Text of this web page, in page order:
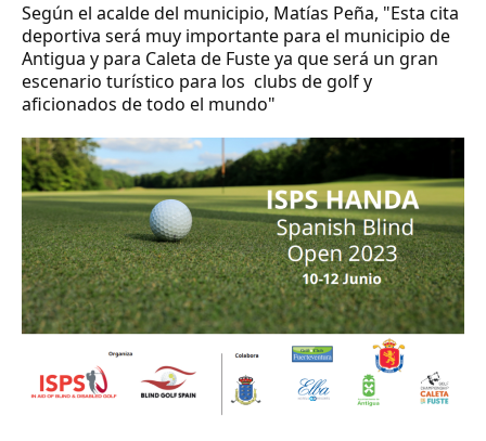
Según el acalde del municipio, Matías Peña, "Esta cita
deportiva será muy importante para el municipio de
Antigua y para Caleta de Fuste ya que será un gran
escenario turístico para los clubs de golf y
aficionados de todo el mundo"